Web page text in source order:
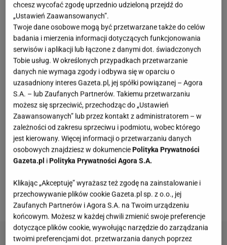
tworzy się z niej bukiety, szczególnie ślubne. Są
niezwykle urokliwe i mogą kojarzyć się z różami,
dlatego jedna z jej potocznych nazw to "japońska
róża". Często mają pastelowe, delikatne kolory. W
środowisku naturalnym rosną głównie w Stanach
Zjednoczonych i w Meksyku, na terenach preriowych
i w lasach, stąd pochodzi ich druga nazwa potoczna -
"dzwonki prerii". Najbardziej znana i popularna jest
eustoma wielkokwiatowa, która ma kilka odmian. W
Polsce można uprawiać ją zarówno w doniczce, jak i
w ogrodzie, choć jest dość wymagająca, bo lubi
kwiatów mogą jednak pokusić się o ich uprawę, bo
są zdecydowanie warte tego trudu.
chcesz wycofać zgodę uprzednio udzieloną przejdź do
„Ustawień Zaawansowanych”.
Twoje dane osobowe mogą być przetwarzane także do celów
badania i mierzenia informacji dotyczących funkcjonowania
serwisów i aplikacji lub łączone z danymi dot. świadczonych
Tobie usług. W określonych przypadkach przetwarzanie
danych nie wymaga zgody i odbywa się w oparciu o
uzasadniony interes Gazeta.pl, jej spółki powiązanej – Agora
S.A. – lub Zaufanych Partnerów. Takiemu przetwarzaniu
możesz się sprzeciwić, przechodząc do „Ustawień
Zaawansowanych” lub przez kontakt z administratorem – w
zależności od zakresu sprzeciwu i podmiotu, wobec którego
jest kierowany. Więcej informacji o przetwarzaniu danych
osobowych znajdziesz w dokumenciePolityka Prywatności
Gazeta.pl iPolityka Prywatności Agora S.A.
Klikając „Akceptuję” wyrażasz też zgodę na zainstalowanie i
przechowywanie plików cookie Gazeta.pl sp. z o.o., jej
Zaufanych Partnerów i Agora S.A. na Twoim urządzeniu
końcowym. Możesz w każdej chwili zmienić swoje preferencje
dotyczące plików cookie, wywołując narzędzie do zarządzania
twoimi preferencjami dot. przetwarzania danych poprzez